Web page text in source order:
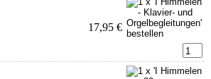
17,95 €